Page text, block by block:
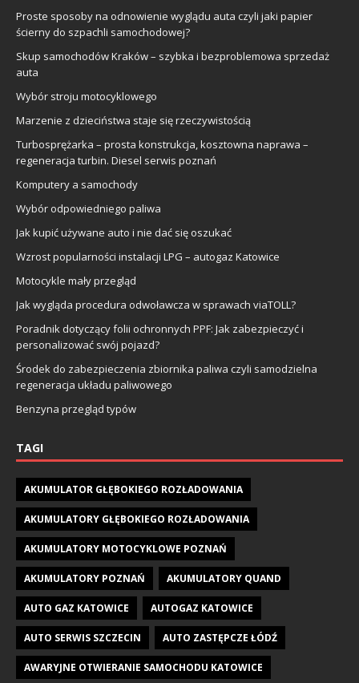
Proste sposoby na odnowienie wyglądu auta czyli jaki papier
ścierny do szpachli samochodowej?
Skup samochodów Kraków – szybka i bezproblemowa sprzedaż
auta
Wybór stroju motocyklowego
Marzenie z dzieciństwa staje się rzeczywistością
Turbosprężarka – prosta konstrukcja, kosztowna naprawa –
regeneracja turbin. Diesel serwis poznań
Komputery a samochody
Wybór odpowiedniego paliwa
Jak kupić używane auto i nie dać się oszukać
Wzrost popularności instalacji LPG – autogaz Katowice
Motocykle mały przegląd
Jak wygląda procedura odwoławcza w sprawach viaTOLL?
Poradnik dotyczący folii ochronnych PPF: Jak zabezpieczyć i
personalizować swój pojazd?
Środek do zabezpieczenia zbiornika paliwa czyli samodzielna
regeneracja układu paliwowego
Benzyna przegląd typów
TAGI
AKUMULATOR GŁĘBOKIEGO ROZŁADOWANIA
AKUMULATORY GŁĘBOKIEGO ROZŁADOWANIA
AKUMULATORY MOTOCYKLOWE POZNAŃ
AKUMULATORY POZNAŃ AKUMULATORY QUAND
AUTO GAZ KATOWICE AUTOGAZ KATOWICE
AUTO SERWIS SZCZECIN AUTO ZASTĘPCZE ŁÓDŹ
AWARYJNE OTWIERANIE SAMOCHODU KATOWICE